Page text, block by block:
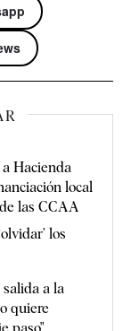
Hacienda
local
las CCAA
los
a la
quiere
paso"